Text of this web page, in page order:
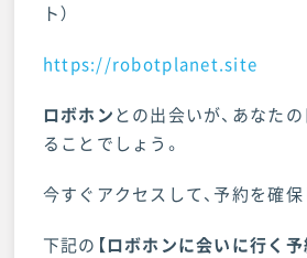
ト）
https://robotplanet.site
ロボホンとの出会いが、あなた
ることでしょう。
今すぐアクセスして、予約を確保
下記の 【ロボホンに会いに行く予